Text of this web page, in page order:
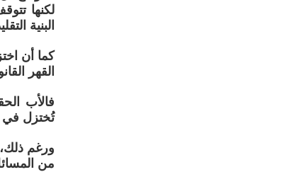
لكنها
البنية
كما أن
القهر
فالأب
تُختزل في
ورغم
من